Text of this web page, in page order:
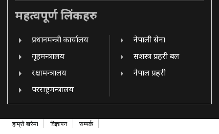
महत्वपूर्ण लिंकहरु
प्रधानमन्त्री कार्यालय
गृहमन्त्रालय
रक्षामन्त्रालय
परराष्ट्रमन्त्रालय
नेपाली सेना
सशस्त्र प्रहरी बल
नेपाल प्रहरी
हाम्रो बारेमा विज्ञापन सम्पर्क